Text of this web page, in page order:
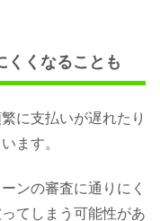
くくなることも
に支払いが遅れたり
ます。
ンの審査に通りにく
てしまう可能性があ